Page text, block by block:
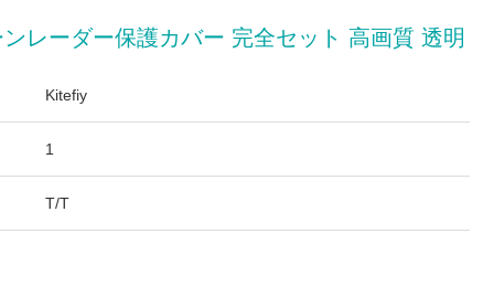
レーダー保護カバー 完全セット 高画質 透明
Kitefiy
1
T/T